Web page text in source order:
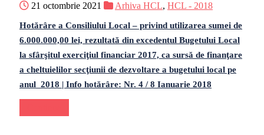
21 octombrie 2021 Arhiva HCL, HCL - 2018
Hotărâre a Consiliului Local – privind utilizarea sumei de
6.000.000,00 lei, rezultată din excedentul Bugetului Local
la sfârşitul exerciţiul financiar 2017, ca sursă de finanţare
a cheltuielilor secţiunii de dezvoltare a bugetului local pe
anul 2018 | Info hotărâre: Nr. 4 / 8 Ianuarie 2018